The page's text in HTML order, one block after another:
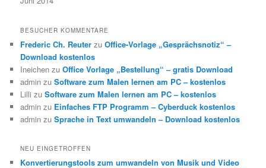
BESUCHER KOMMENTARE
Frederic Ch. Reuter zuOffice-Vorlage „Gesprächsnotiz“ –
Download kostenlos
Ineichen zuOffice Vorlage „Bestellung“ – gratis Download
admin zuSoftware zum Malen lernen am PC – kostenlos
Lilli zuSoftware zum Malen lernen am PC – kostenlos
admin zu Einfaches FTP Programm – Cyberduck kostenlos
admin zuSprache in Text umwandeln – Download kostenlos
NEU EINGETROFFEN
Konvertierungstools zum umwandeln von Musik und Video